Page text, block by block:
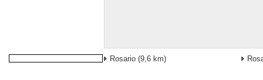
Rosario (9,6 km)